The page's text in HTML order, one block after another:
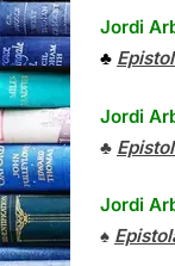
Jordi
♣
Jordi
♣
Jordi
♠